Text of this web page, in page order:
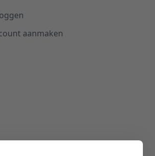
aanmaken